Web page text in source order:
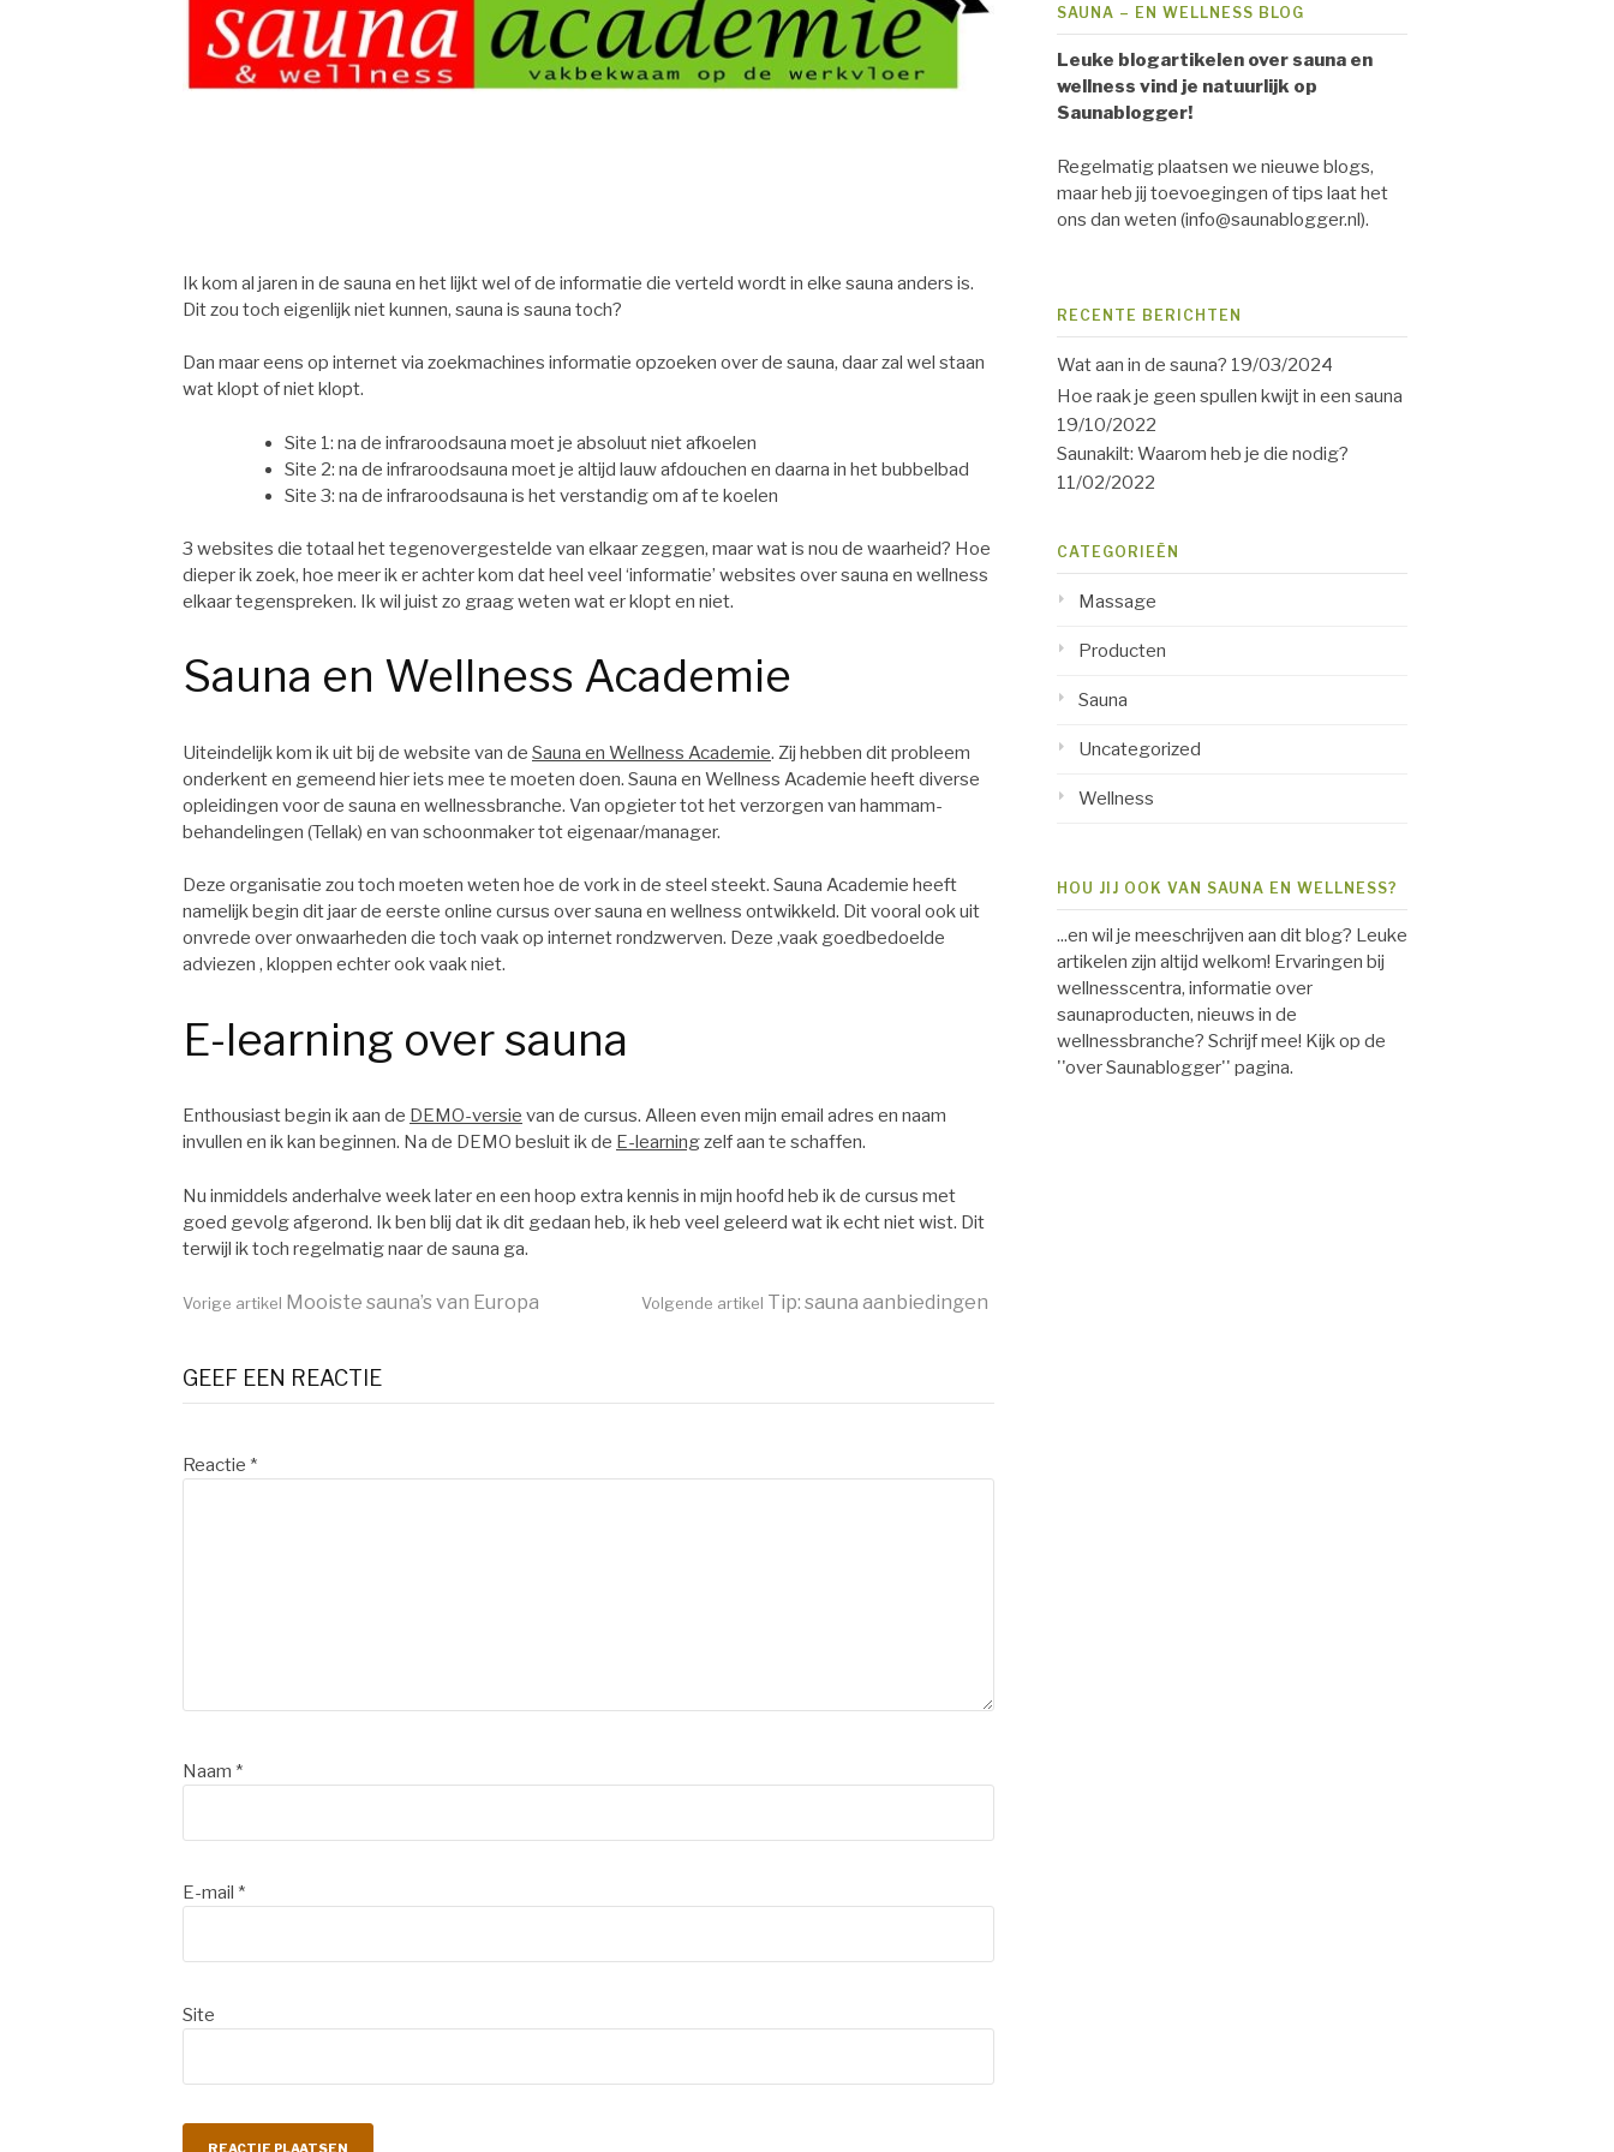
Ik kom al jaren in de sauna en het lijkt wel of de informatie die verteld wordt in elke sauna anders is.
Dit zou toch eigenlijk niet kunnen, sauna is sauna toch?
Dan maar eens op internet via zoekmachines informatie opzoeken over de sauna, daar zal wel staan
wat klopt of niet klopt.
Site 1: na de infraroodsauna moet je absoluut niet afkoelen
Site 2: na de infraroodsauna moet je altijd lauw afdouchen en daarna in het bubbelbad
Site 3: na de infraroodsauna is het verstandig om af te koelen
3 websites die totaal het tegenovergestelde van elkaar zeggen, maar wat is nou de waarheid? Hoe
dieper ik zoek, hoe meer ik er achter kom dat heel veel ‘informatie’ websites over sauna en wellness
elkaar tegenspreken. Ik wil juist zo graag weten wat er klopt en niet.
Sauna en Wellness Academie
Uiteindelijk kom ik uit bij de website van de Sauna en Wellness Academie. Zij hebben dit probleem
onderkent en gemeend hier iets mee te moeten doen. Sauna en Wellness Academie heeft diverse
opleidingen voor de sauna en wellnessbranche. Van opgieter tot het verzorgen van hammam-
behandelingen (Tellak) en van schoonmaker tot eigenaar/manager.
Deze organisatie zou toch moeten weten hoe de vork in de steel steekt. Sauna Academie heeft
namelijk begin dit jaar de eerste online cursus over sauna en wellness ontwikkeld. Dit vooral ook uit
onvrede over onwaarheden die toch vaak op internet rondzwerven. Deze ,vaak goedbedoelde
adviezen , kloppen echter ook vaak niet.
E-learning over sauna
Enthousiast begin ik aan de DEMO-versie van de cursus. Alleen even mijn email adres en naam
invullen en ik kan beginnen. Na de DEMO besluit ik de E-learningzelf aan te schaffen.
Nu inmiddels anderhalve week later en een hoop extra kennis in mijn hoofd heb ik de cursus met
goed gevolg afgerond. Ik ben blij dat ik dit gedaan heb, ik heb veel geleerd wat ik echt niet wist. Dit
terwijl ik toch regelmatig naar de sauna ga.
Verder
lezen
Vorige artikel Mooiste sauna’s van Europa Volgende artikel Tip: sauna aanbiedingen
GEEF EEN REACTIE
Reactie *
Naam *
E-mail *
Site
SAUNA – EN WELLNESS BLOG
Leuke blogartikelen over sauna en
wellness vind je natuurlijk op
Saunablogger!
Regelmatig plaatsen we nieuwe blogs,
maar heb jij toevoegingen of tips laat het
ons dan weten (info@saunablogger.nl).
RECENTE BERICHTEN
Wat aan in de sauna? 19/03/2024
Hoe raak je geen spullen kwijt in een sauna
19/10/2022
Saunakilt: Waarom heb je die nodig?
11/02/2022
CATEGORIEËN
Massage
Producten
Sauna
Uncategorized
Wellness
HOU JIJ OOK VAN SAUNA EN WELLNESS?
...en wil je meeschrijven aan dit blog? Leuke
artikelen zijn altijd welkom! Ervaringen bij
wellnesscentra, informatie over
saunaproducten, nieuws in de
wellnessbranche? Schrijf mee! Kijk op de
''over Saunablogger'' pagina.